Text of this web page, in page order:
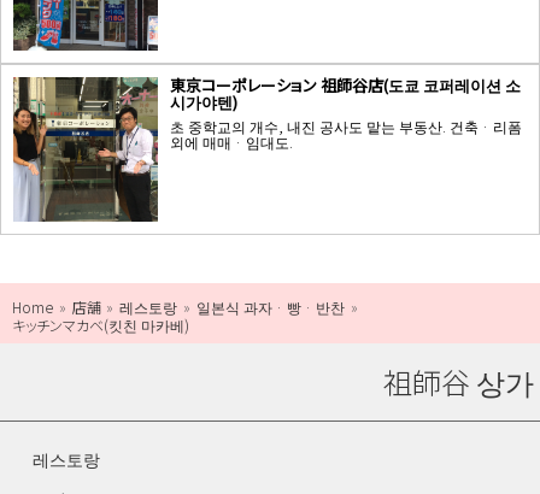
東京コーポレーション 祖師谷店(도쿄 코퍼레이션 소
시가야텐)
초 중학교의 개수, 내진 공사도 맡는 부동산. 건축 · 리폼
외에 매매 · 임대도.
Home 店舗 레스토랑
일본식 과자 · 빵 · 반찬
キッチンマカベ(킷친 마카베)
祖師谷 상가
레스토랑